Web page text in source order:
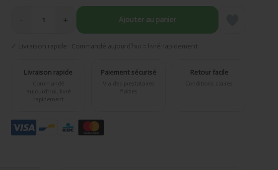
− 1 + Ajouter au panier
✓ Livraison rapide · Commandé aujourd’hui = livré rapidement
Livraison rapide
Commandé
aujourd’hui, livré
rapidement
Paiement sécurisé
Via des prestataires
Retour facile
Conditions claires